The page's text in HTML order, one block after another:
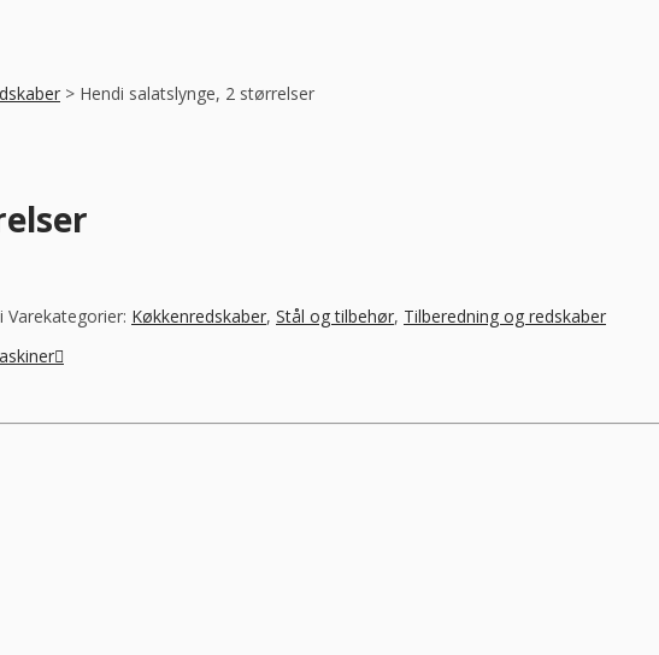
> Hendi salatslynge, 2 størrelser
Varekategorier: Køkkenredskaber, Stål og tilbehør, Tilberedning og redskaber